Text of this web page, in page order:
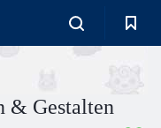
& Gestalten